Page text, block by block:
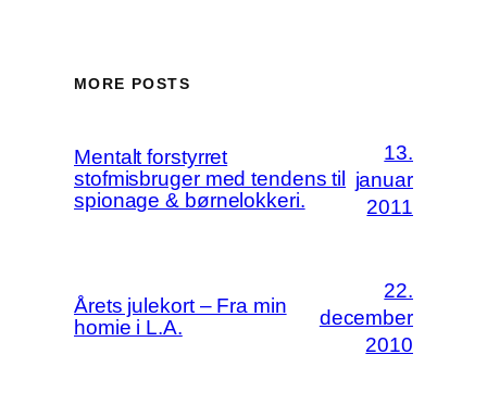
MORE POSTS
Mentalt forstyrret
stofmisbruger med tendens til
spionage & børnelokkeri.
13.
januar
2011
Årets julekort – Fra min
homie i L.A.
22.
december
2010